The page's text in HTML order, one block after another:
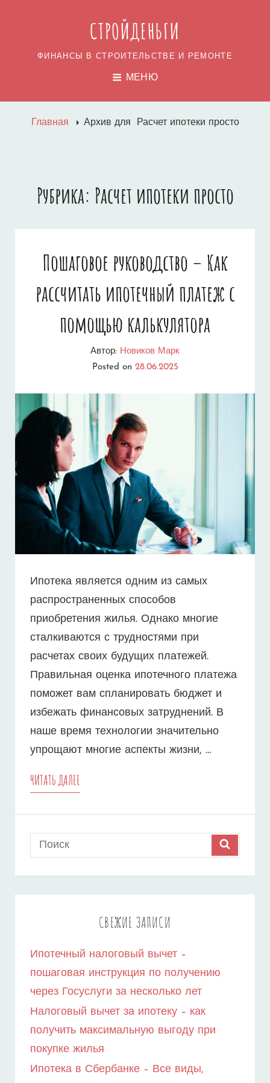
СТРОЙДЕНЬГИ
ФИНАНСЫ В СТРОИТЕЛЬСТВЕ И РЕМОНТЕ
МЕНЮ
Главная Архив для Расчет ипотеки просто
Рубрика: Расчет ипотеки просто
Пошаговое руководство – Как
рассчитать ипотечный платеж с
помощью калькулятора
Автор: Новиков Марк
Posted on 28.06.2025
Ипотека является одним из самых
распространенных способов
приобретения жилья. Однако многие
сталкиваются с трудностями при
расчетах своих будущих платежей.
Правильная оценка ипотечного платежа
поможет вам спланировать бюджет и
избежать финансовых затруднений. В
наше время технологии значительно
упрощают многие аспекты жизни, …
ЧИТАТЬ ДАЛЕЕ
ПЛАТЕЖ
ПОМОЩЬЮ
КАЛЬКУЛЯТОРА
Search
for:
СВЕЖИЕ ЗАПИСИ
Ипотечный налоговый вычет –
пошаговая инструкция по получению
через Госуслуги за несколько лет
Налоговый вычет за ипотеку – как
получить максимальную выгоду при
покупке жилья
Ипотека в Сбербанке – Все виды,